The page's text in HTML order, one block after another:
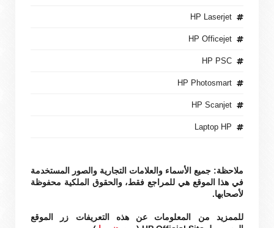
HP Laserjet
HP Officejet
HP PSC
HP Photosmart
HP Scanjet
Laptop HP
ملاحظة: جميع الأسماء والعلامات التجارية والصور المستخدمة
في هذا الموقع هي للمراجع فقط، والحقوق الملكية محفوظة
لأصحابها.
للممزيد من المعلومات عن هذه التعريفات زر الموقع